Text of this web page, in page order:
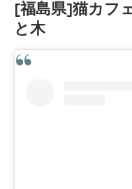
[福島県]猫カフ
と木